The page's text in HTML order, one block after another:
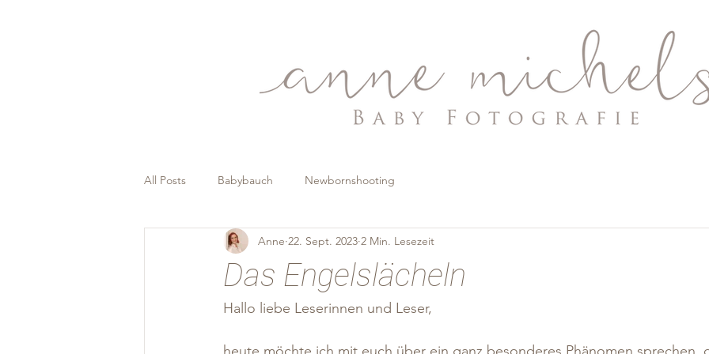
All Posts Babybauch Newbornshooting
Das Engelslächeln
Anne 22. Sept. 2023 2 Min. Lesezeit
Hallo liebe Leserinnen und Leser,